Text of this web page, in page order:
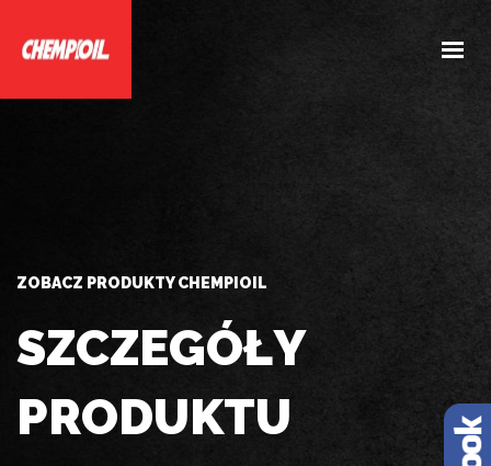
ZOBACZ PRODUKTY CHEMPIOIL
SZCZEGÓŁY
PRODUKTU